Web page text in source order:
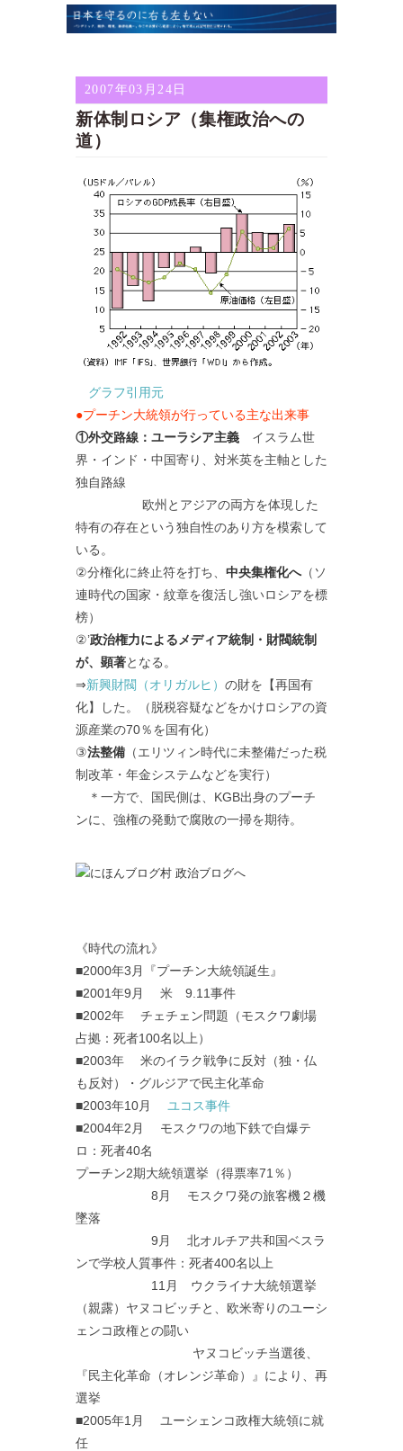
2007年03月24日
新体制ロシア（集権政治への
道）
グラフ引用元
●プーチン大統領が行っている主な出来事
①外交路線：ユーラシア主義 イスラム世
界・インド・中国寄り、対米英を主軸とした
独自路線
欧州とアジアの両方を体現した
特有の存在という独自性のあり方を模索して
いる。
②分権化に終止符を打ち、 中央集権化へ（ソ
連時代の国家・紋章を復活し強いロシアを標
榜）
②’政治権力によるメディア統制・財閥統制
が、顕著となる。
⇒新興財閥（オリガルヒ） の財を【再国有
化】した。（脱税容疑などをかけロシアの資
源産業の70％を国有化）
③法整備 （エリツィン時代に未整備だった税
制改革・年金システムなどを実行）
＊一方で、国民側は、KGB出身のプーチ
ンに、強権の発動で腐敗の一掃を期待。
《時代の流れ》
■2000年3月『プーチン大統領誕生』
■2001年9月 米 9.11事件
■2002年 チェチェン問題（モスクワ劇場
占拠：死者100名以上）
■2003年 米のイラク戦争に反対（独・仏
も反対）・グルジアで民主化革命
■2003年10月 ユコス事件
■2004年2月 モスクワの地下鉄で自爆テ
ロ：死者40名
プーチン2期大統領選挙（得票率71％）
8月 モスクワ発の旅客機２機
墜落
9月 北オルチア共和国ベスラ
ンで学校人質事件：死者400名以上
11月 ウクライナ大統領選挙
（親露）ヤヌコビッチと、欧米寄りのユーシ
ェンコ政権との闘い
ヤヌコビッチ当選後、
『民主化革命（オレンジ革命）』により、再
選挙
■2005年1月 ユーシェンコ政権大統領に就
任